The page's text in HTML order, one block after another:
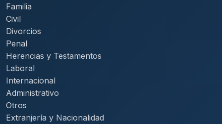
Familia
Civil
Divorcios
Penal
Herencias y Testamentos
Laboral
Internacional
Administrativo
Otros
Extranjería y Nacionalidad